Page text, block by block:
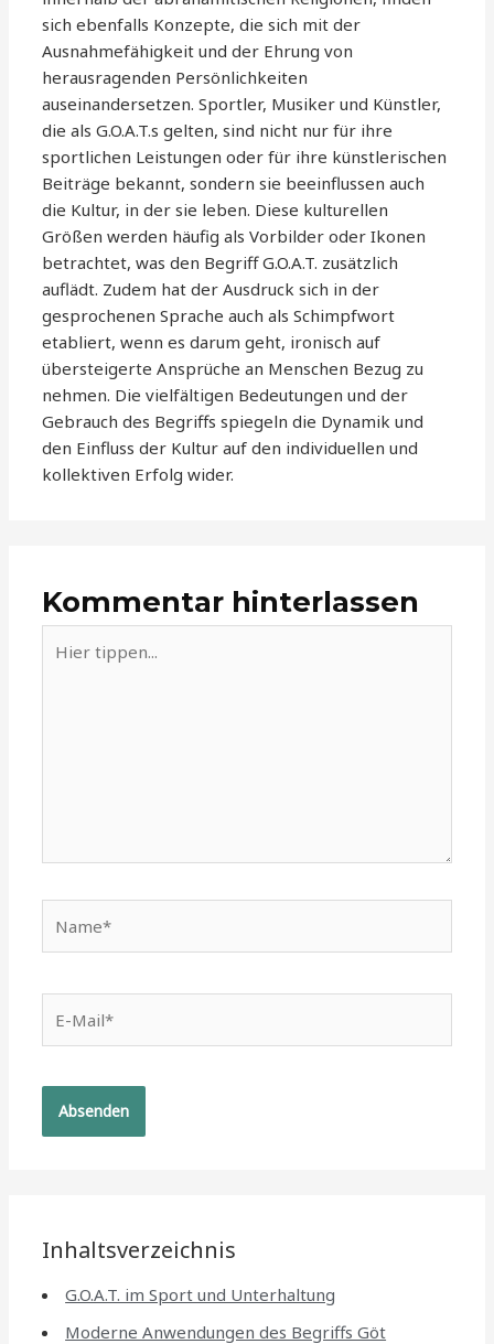
sich ebenfalls Konzepte, die sich mit der
Ausnahmefähigkeit und der Ehrung von
herausragenden Persönlichkeiten
auseinandersetzen. Sportler, Musiker und Künstler,
die als G.O.A.T.s gelten, sind nicht nur für ihre
sportlichen Leistungen oder für ihre künstlerischen
Beiträge bekannt, sondern sie beeinflussen auch
die Kultur, in der sie leben. Diese kulturellen
Größen werden häufig als Vorbilder oder Ikonen
betrachtet, was den Begriff G.O.A.T. zusätzlich
auflädt. Zudem hat der Ausdruck sich in der
gesprochenen Sprache auch als Schimpfwort
etabliert, wenn es darum geht, ironisch auf
übersteigerte Ansprüche an Menschen Bezug zu
nehmen. Die vielfältigen Bedeutungen und der
Gebrauch des Begriffs spiegeln die Dynamik und
den Einfluss der Kultur auf den individuellen und
kollektiven Erfolg wider.
Kommentar hinterlassen
tippen...
Mail*
Inhaltsverzeichnis
G.O.A.T. im Sport und Unterhaltung
Moderne Anwendungen des Begriffs Göt